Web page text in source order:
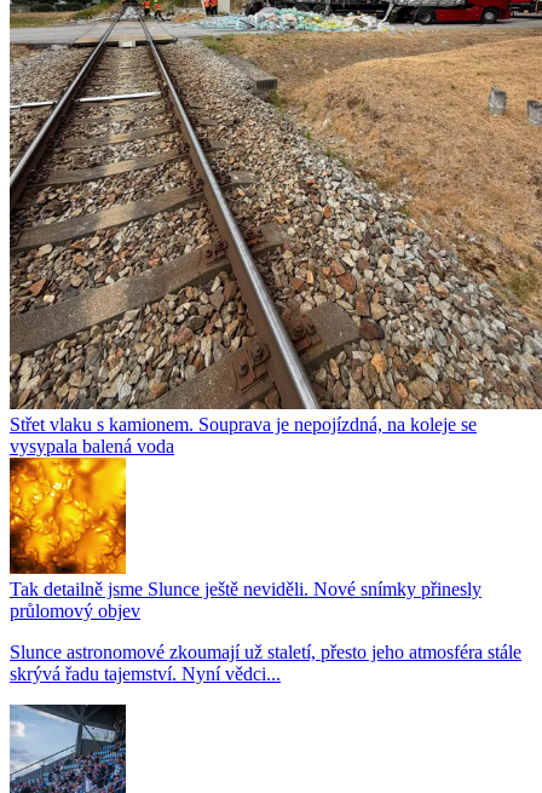
Střet vlaku s kamionem. Souprava je nepojízdná, na koleje se
vysypala balená voda
Tak detailně jsme Slunce ještě neviděli. Nové snímky přinesly
průlomový objev
Slunce astronomové zkoumají už staletí, přesto jeho atmosféra stále
skrývá řadu tajemství. Nyní vědci...